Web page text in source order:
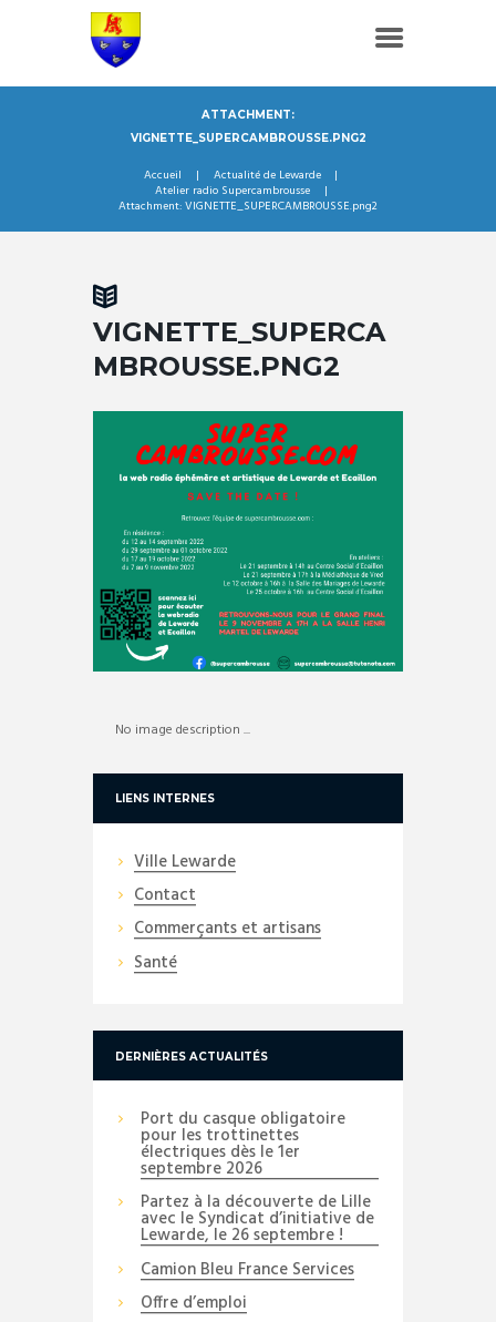
ATTACHMENT:
VIGNETTE_SUPERCAMBROUSSE.PNG2
Accueil
Actualité de Lewarde
Atelier radio Supercambrousse
Attachment: VIGNETTE_SUPERCAMBROUSSE.png2
VIGNETTE_SUPERCA
MBROUSSE.PNG2
No image description ...
LIENS INTERNES
Ville Lewarde
Contact
Commerçants et artisans
Santé
DERNIÈRES ACTUALITÉS
Port du casque obligatoire
pour les trottinettes
électriques dès le 1er
septembre 2026
Partez à la découverte de Lille
avec le Syndicat d’initiative de
Lewarde, le 26 septembre !
Camion Bleu France Services
Offre d’emploi